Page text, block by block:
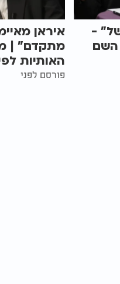
-
השם
איראן
מתקדם” |
האותיות
פורסם לפני